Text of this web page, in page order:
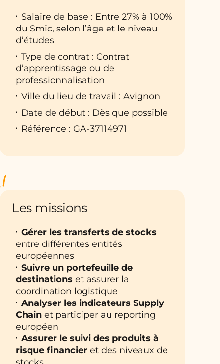
Salaire de base : Entre 27% à 100%
du Smic, selon l’âge et le niveau
d’études
Type de contrat : Contrat
d’apprentissage ou de
professionnalisation
Ville du lieu de travail : Avignon
Date de début : Dès que possible
Référence : GA-37114971
Les missions
Gérer les transferts de stocks
entre différentes entités
européennes
Suivre un portefeuille de
destinations et assurer la
coordination logistique
Analyser les indicateurs Supply
Chain et participer au reporting
européen
Assurer le suivi des produits à
risque financier et des niveaux de
stocks